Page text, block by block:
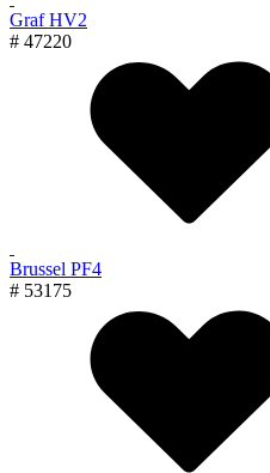
Graf HV2
# 47220
Brussel PF4
# 53175